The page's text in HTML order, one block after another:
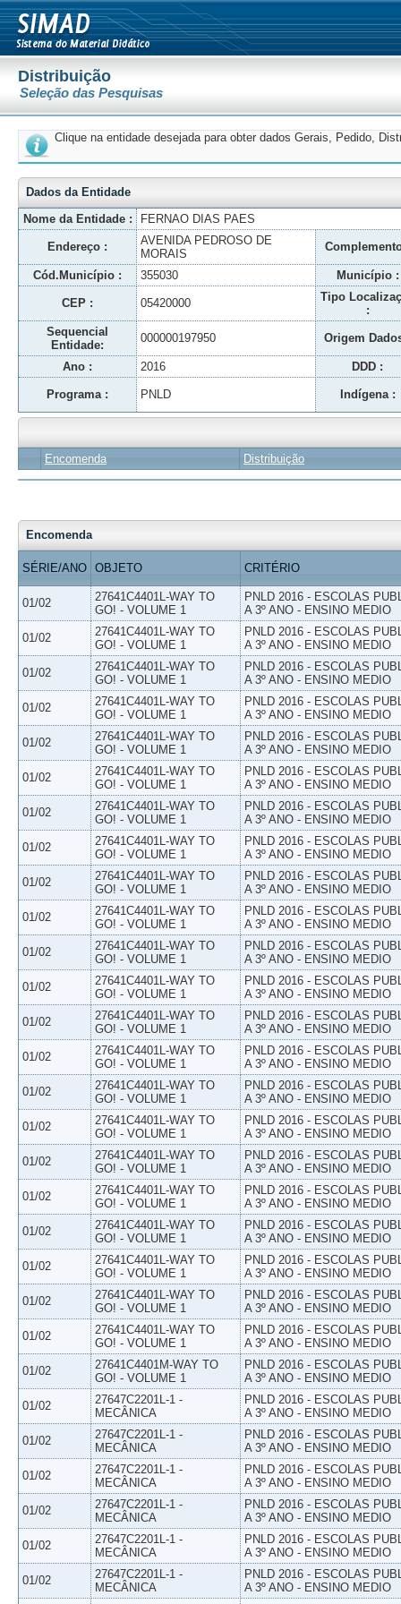
Distribuição
Seleção das Pesquisas
Clique na entidade desejada para obter dados Gerais, Pedido,
Dados da Entidade
Nome da Entidade :
FERNAO DIAS PAES
Endereço :
AVENIDA PEDROSO DE
MORAIS
Cód.Município : 355030 Município :
CEP : 05420000
Tipo
:
Sequencial
Entidade:
000000197950 Origem
Ano : 2016 DDD :
Programa : PNLD Indígena :
Encomenda Distribuição
Encomenda
SÉRIE/ANO OBJETO CRITÉRIO
01/02
27641C4401L-WAY TO
GO! - VOLUME 1
PNLD 2016 - ESCOLAS
A 3º ANO - ENSINO MEDIO
01/02
27641C4401L-WAY TO
GO! - VOLUME 1
PNLD 2016 - ESCOLAS
A 3º ANO - ENSINO MEDIO
01/02
27641C4401L-WAY TO
GO! - VOLUME 1
PNLD 2016 - ESCOLAS
A 3º ANO - ENSINO MEDIO
01/02
27641C4401L-WAY TO
GO! - VOLUME 1
PNLD 2016 - ESCOLAS
A 3º ANO - ENSINO MEDIO
01/02
27641C4401L-WAY TO
GO! - VOLUME 1
PNLD 2016 - ESCOLAS
A 3º ANO - ENSINO MEDIO
01/02
27641C4401L-WAY TO
GO! - VOLUME 1
PNLD 2016 - ESCOLAS
A 3º ANO - ENSINO MEDIO
01/02
27641C4401L-WAY TO
GO! - VOLUME 1
PNLD 2016 - ESCOLAS
A 3º ANO - ENSINO MEDIO
01/02
27641C4401L-WAY TO
GO! - VOLUME 1
PNLD 2016 - ESCOLAS
A 3º ANO - ENSINO MEDIO
01/02
27641C4401L-WAY TO
GO! - VOLUME 1
PNLD 2016 - ESCOLAS
A 3º ANO - ENSINO MEDIO
01/02
27641C4401L-WAY TO
GO! - VOLUME 1
PNLD 2016 - ESCOLAS
A 3º ANO - ENSINO MEDIO
01/02
27641C4401L-WAY TO
GO! - VOLUME 1
PNLD 2016 - ESCOLAS
A 3º ANO - ENSINO MEDIO
01/02
27641C4401L-WAY TO
GO! - VOLUME 1
PNLD 2016 - ESCOLAS
A 3º ANO - ENSINO MEDIO
01/02
27641C4401L-WAY TO
GO! - VOLUME 1
PNLD 2016 - ESCOLAS
A 3º ANO - ENSINO MEDIO
01/02
27641C4401L-WAY TO
GO! - VOLUME 1
PNLD 2016 - ESCOLAS
A 3º ANO - ENSINO MEDIO
01/02
27641C4401L-WAY TO
GO! - VOLUME 1
PNLD 2016 - ESCOLAS
A 3º ANO - ENSINO MEDIO
01/02
27641C4401L-WAY TO
GO! - VOLUME 1
PNLD 2016 - ESCOLAS
A 3º ANO - ENSINO MEDIO
01/02
27641C4401L-WAY TO
GO! - VOLUME 1
PNLD 2016 - ESCOLAS
A 3º ANO - ENSINO MEDIO
01/02
27641C4401L-WAY TO
GO! - VOLUME 1
PNLD 2016 - ESCOLAS
A 3º ANO - ENSINO MEDIO
01/02
27641C4401L-WAY TO
GO! - VOLUME 1
PNLD 2016 - ESCOLAS
A 3º ANO - ENSINO MEDIO
01/02
27641C4401L-WAY TO
GO! - VOLUME 1
PNLD 2016 - ESCOLAS
A 3º ANO - ENSINO MEDIO
01/02
27641C4401L-WAY TO
GO! - VOLUME 1
PNLD 2016 - ESCOLAS
A 3º ANO - ENSINO MEDIO
01/02
27641C4401L-WAY TO
GO! - VOLUME 1
PNLD 2016 - ESCOLAS
A 3º ANO - ENSINO MEDIO
01/02
27641C4401M-WAY TO
GO! - VOLUME 1
PNLD 2016 - ESCOLAS
A 3º ANO - ENSINO MEDIO
01/02
27647C2201L-1 -
MECÂNICA
PNLD 2016 - ESCOLAS
A 3º ANO - ENSINO MEDIO
01/02
27647C2201L-1 -
MECÂNICA
PNLD 2016 - ESCOLAS
A 3º ANO - ENSINO MEDIO
01/02
27647C2201L-1 -
MECÂNICA
PNLD 2016 - ESCOLAS
A 3º ANO - ENSINO MEDIO
01/02
27647C2201L-1 -
MECÂNICA
PNLD 2016 - ESCOLAS
A 3º ANO - ENSINO MEDIO
01/02
27647C2201L-1 -
MECÂNICA
PNLD 2016 - ESCOLAS
A 3º ANO - ENSINO MEDIO
01/02
27647C2201L-1 -
MECÂNICA
PNLD 2016 - ESCOLAS
A 3º ANO - ENSINO MEDIO